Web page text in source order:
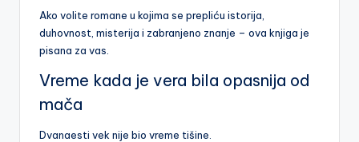
Ako volite romane u kojima se prepliću istorija,
duhovnost, misterija i zabranjeno znanje – ova knjiga je
pisana za vas.
Vreme kada je vera bila opasnija od
mača
Dvanaesti vek nije bio vreme tišine.